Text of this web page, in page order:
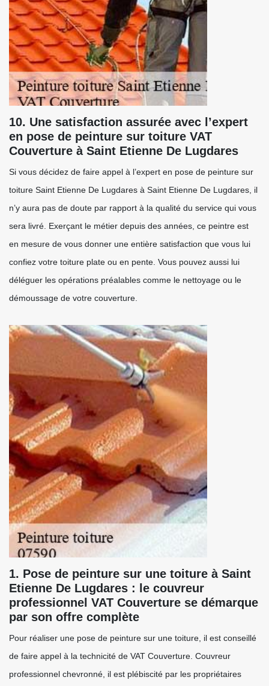
10. Une satisfaction assurée avec l’expert
en pose de peinture sur toiture VAT
Couverture à Saint Etienne De Lugdares
Si vous décidez de faire appel à l’expert en pose de peinture sur
toiture Saint Etienne De Lugdares à Saint Etienne De Lugdares, il
n’y aura pas de doute par rapport à la qualité du service qui vous
sera livré. Exerçant le métier depuis des années, ce peintre est
en mesure de vous donner une entière satisfaction que vous lui
confiez votre toiture plate ou en pente. Vous pouvez aussi lui
déléguer les opérations préalables comme le nettoyage ou le
démoussage de votre couverture.
1. Pose de peinture sur une toiture à Saint
Etienne De Lugdares : le couvreur
professionnel VAT Couverture se démarque
par son offre complète
Pour réaliser une pose de peinture sur une toiture, il est conseillé
de faire appel à la technicité de VAT Couverture. Couvreur
professionnel chevronné, il est plébiscité par les propriétaires